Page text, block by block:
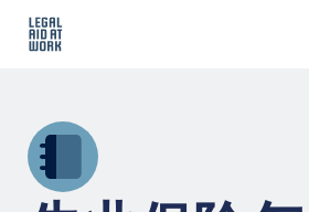
Work